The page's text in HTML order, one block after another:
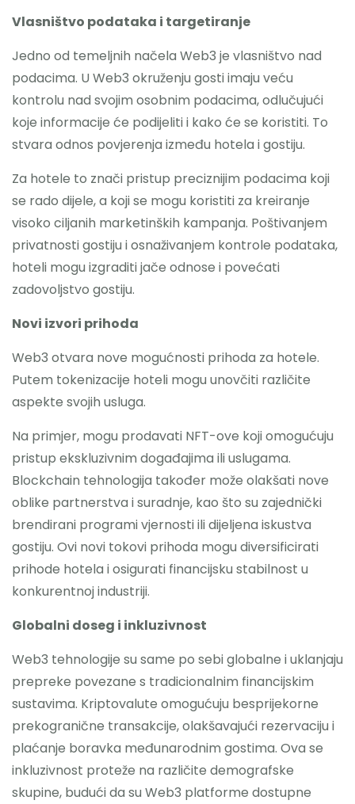
Vlasništvo podataka i targetiranje
Jedno od temeljnih načela Web3 je vlasništvo nad
podacima. U Web3 okruženju gosti imaju veću
kontrolu nad svojim osobnim podacima, odlučujući
koje informacije će podijeliti i kako će se koristiti. To
stvara odnos povjerenja između hotela i gostiju.
Za hotele to znači pristup preciznijim podacima koji
se rado dijele, a koji se mogu koristiti za kreiranje
visoko ciljanih marketinških kampanja. Poštivanjem
privatnosti gostiju i osnaživanjem kontrole podataka,
hoteli mogu izgraditi jače odnose i povećati
zadovoljstvo gostiju.
Novi izvori prihoda
Web3 otvara nove mogućnosti prihoda za hotele.
Putem tokenizacije hoteli mogu unovčiti različite
aspekte svojih usluga.
Na primjer, mogu prodavati NFT-ove koji omogućuju
pristup ekskluzivnim događajima ili uslugama.
Blockchain tehnologija također može olakšati nove
oblike partnerstva i suradnje, kao što su zajednički
brendirani programi vjernosti ili dijeljena iskustva
gostiju. Ovi novi tokovi prihoda mogu diversificirati
prihode hotela i osigurati financijsku stabilnost u
konkurentnoj industriji.
Globalni doseg i inkluzivnost
Web3 tehnologije su same po sebi globalne i uklanjaju
prepreke povezane s tradicionalnim financijskim
sustavima. Kriptovalute omogućuju besprijekorne
prekogranične transakcije, olakšavajući rezervaciju i
plaćanje boravka međunarodnim gostima. Ova se
inkluzivnost proteže na različite demografske
skupine, budući da su Web3 platforme dostupne